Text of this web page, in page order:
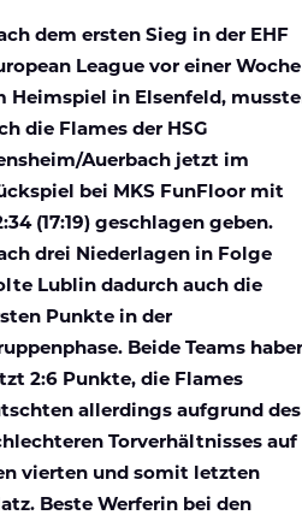
dem ersten Sieg in der EHF
League vor einer Woche
Heimspiel in Elsenfeld,
die Flames der HSG
Auerbach jetzt im
bei MKS FunFloor mit
(17:19) geschlagen geben.
drei Niederlagen in Folge
Lublin dadurch auch die
Punkte in der
Beide Teams
2:6 Punkte, die Flames
allerdings aufgrund des
Torverhältnisses auf
vierten und somit letzten
Beste Werferin bei den